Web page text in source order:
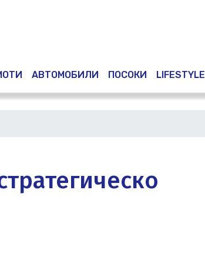
АВТОМОБИЛИ ПОСОКИ LIFESTYLE